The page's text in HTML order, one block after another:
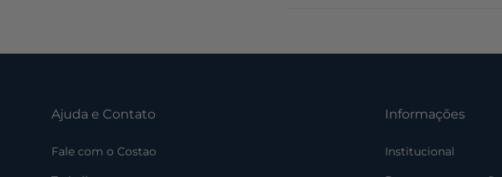
Ajuda e Contato
Fale com o Costao
Informações
Institucional